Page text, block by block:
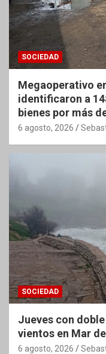
SOCIEDAD
Megaoperativo
identificaron a
bienes por más
6 agosto, 2026
SOCIEDAD
Jueves con
vientos en Mar
6 agosto, 2026